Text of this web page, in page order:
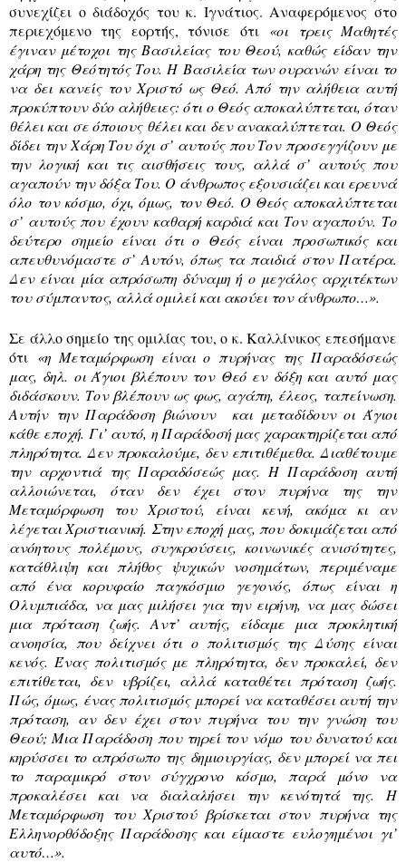
συνεχίζει ο διάδοχός του κ. Ιγνάτιος. Αναφερόμενος στο
περιεχόμενο της εορτής, τόνισε ότι «οι τρεις Μαθητές
έγιναν μέτοχοι της Βασιλείας του Θεού, καθώς είδαν την
χάρη της Θεότητός Του. Η Βασιλεία των ουρανών είναι το
να δει κανείς τον Χριστό ως Θεό. Από την αλήθεια αυτή
προκύπτουν δύο αλήθειες: ότι ο Θεός αποκαλύπτεται, όταν
θέλει και σε όποιους θέλει και δεν ανακαλύπτεται. Ο Θεός
δίδει την Χάρη Του όχι σ’ αυτούς που Τον προσεγγίζουν με
την λογική και τις αισθήσεις τους, αλλά σ’ αυτούς που
αγαπούν την δόξα Του. Ο άνθρωπος εξουσιάζει και ερευνά
όλο τον κόσμο, όχι, όμως, τον Θεό. Ο Θεός αποκαλύπτεται
σ’ αυτούς που έχουν καθαρή καρδιά και Τον αγαπούν. Το
δεύτερο σημείο είναι ότι ο Θεός είναι προσωπικός και
απευθυνόμαστε σ’ Αυτόν, όπως τα παιδιά στον Πατέρα.
Δεν είναι μία απρόσωπη δύναμη ή ο μεγάλος αρχιτέκτων
του σύμπαντος, αλλά ομιλεί και ακούει τον άνθρωπο…».
Σε άλλο σημείο της ομιλίας του, ο κ. Καλλίνικος επεσήμανε
ότι «η Μεταμόρφωση είναι ο πυρήνας της Παραδόσεώς
μας, δηλ. οι Άγιοι βλέπουν τον Θεό εν δόξη και αυτό μας
διδάσκουν. Τον βλέπουν ως φως, αγάπη, έλεος, ταπείνωση.
Αυτήν την Παράδοση βιώνουν και μεταδίδουν οι Άγιοι
κάθε εποχή. Γι’ αυτό, η Παράδοσή μας χαρακτηρίζεται από
πληρότητα. Δεν προκαλούμε, δεν επιτιθέμεθα. Διαθέτουμε
την αρχοντιά της Παραδόσεώς μας. Η Παράδοση αυτή
αλλοιώνεται, όταν δεν έχει στον πυρήνα της την
Μεταμόρφωση του Χριστού, είναι κενή, ακόμα κι αν
λέγεται Χριστιανική. Στην εποχή μας, που δοκιμάζεται από
ανόητους πολέμους, συγκρούσεις, κοινωνικές ανισότητες,
κατάθλιψη και πλήθος ψυχικών νοσημάτων, περιμέναμε
από ένα κορυφαίο παγκόσμιο γεγονός, όπως είναι η
Ολυμπιάδα, να μας μιλήσει για την ειρήνη, να μας δώσει
μια πρόταση ζωής. Αντ’ αυτής, είδαμε μια προκλητική
ανοησία, που δείχνει ότι ο πολιτισμός της Δύσης είναι
κενός. Ένας πολιτισμός με πληρότητα, δεν προκαλεί, δεν
επιτίθεται, δεν υβρίζει, αλλά καταθέτει πρόταση ζωής.
Πώς, όμως, ένας πολιτισμός μπορεί να καταθέσει αυτή την
πρόταση, αν δεν έχει στον πυρήνα του την γνώση του
Θεού; Μια Παράδοση που τηρεί τον νόμο του δυνατού και
κηρύσσει το απρόσωπο της δημιουργίας, δεν μπορεί να πει
το παραμικρό στον σύγχρονο κόσμο, παρά μόνο να
προκαλέσει και να διαλαλήσει την κενότητά της. Η
Μεταμόρφωση του Χριστού βρίσκεται στον πυρήνα της
Ελληνορθόδοξης Παράδοσης και είμαστε ευλογημένοι γι’
αυτό…».